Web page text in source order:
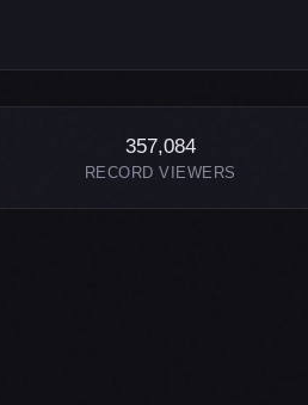
357,084
RECORD VIEWERS